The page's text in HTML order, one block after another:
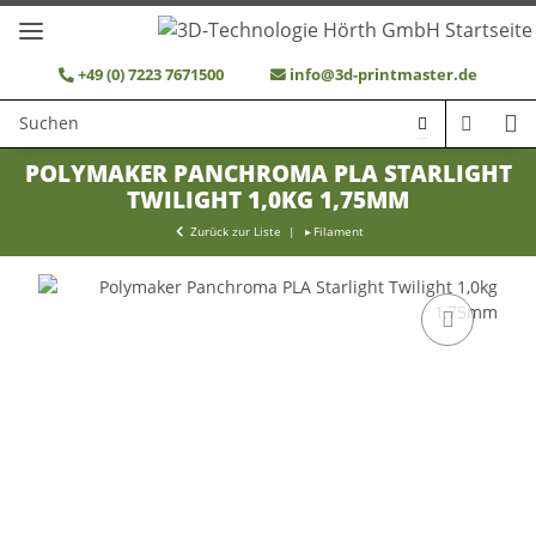
+49 (0) 7223 7671500 info@3d-printmaster.de
POLYMAKER PANCHROMA PLA STARLIGHT
TWILIGHT 1,0KG 1,75MM
Zurück zur Liste Filament